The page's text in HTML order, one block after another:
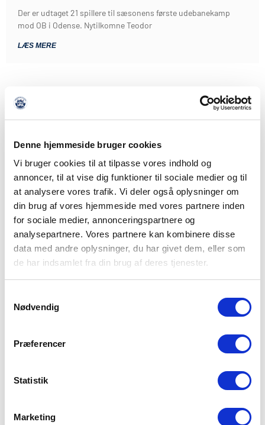
Denne hjemmeside bruger cookies
Vi bruger cookies til at tilpasse vores indhold og
annoncer, til at vise dig funktioner til sociale medier og til
at analysere vores trafik. Vi deler også oplysninger om
din brug af vores hjemmeside med vores partnere inden
for sociale medier, annonceringspartnere og
analysepartnere. Vores partnere kan kombinere disse
data med andre oplysninger, du har givet dem, eller som
de har indsamlet fra din brug af deres tjenester.
Nødvendig
Præferencer
Statistik
Marketing
Der er udtaget 21 spillere til sæsonens første udebanekamp
mod OB i Odense. Nytilkomne Teodor
LÆS MERE